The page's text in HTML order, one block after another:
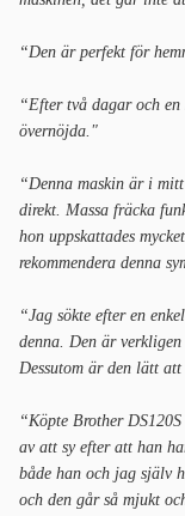
“Den är perfekt för
“Efter två dagar och
övernöjda."
“Denna maskin är i
direkt. Massa fräcka
hon uppskattades
rekommendera denna
“Jag sökte efter en
denna. Den är
Dessutom är den lätt
“Köpte Brother
av att sy efter att han
både han och jag själv
och den går så mjukt